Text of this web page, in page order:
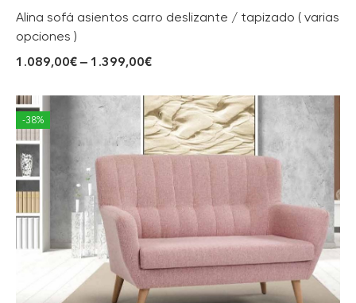
Alina sofá asientos carro deslizante / tapizado ( varias
opciones )
1.089,00€– 1.399,00€
-38%